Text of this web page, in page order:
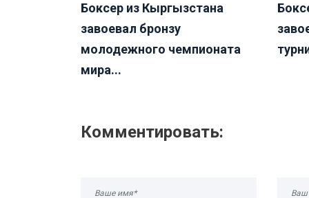
Боксер из Кыргызстана
завоевал бронзу
молодежного чемпионата
мира...
Комментировать: